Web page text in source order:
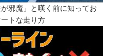
邪魔」と嘆く前に知ってお
トな走り方